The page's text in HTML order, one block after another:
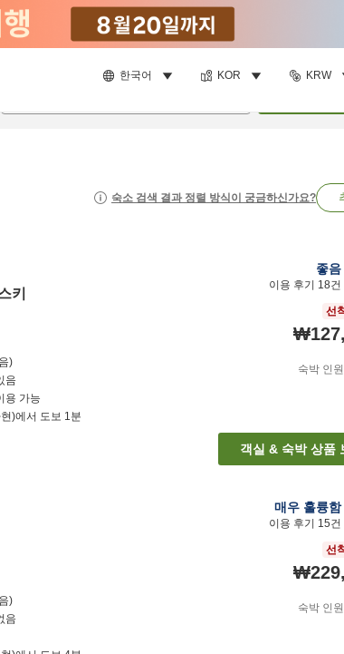
한국어 KOR KRW
숙소 검색 결과 정렬 방식이 궁금하신가요?
키
)
음
용 가능
)에서 도보 1분
좋음
이용 후기 18건
선
숙박 인원
객실 & 숙박 상품
)
음
매우 훌륭함
이용 후기 15건
선
숙박 인원